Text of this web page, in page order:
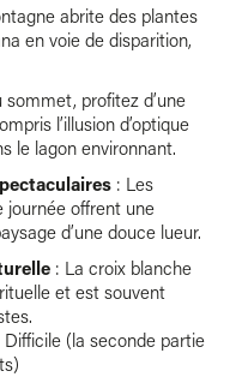
abrite des plantes
en voie de disparition,
sommet, profitez d’une
l’illusion d’optique
le lagon environnant.
: Les
journée offrent une
d’une douce lueur.
: La croix blanche
et est souvent
(la seconde partie